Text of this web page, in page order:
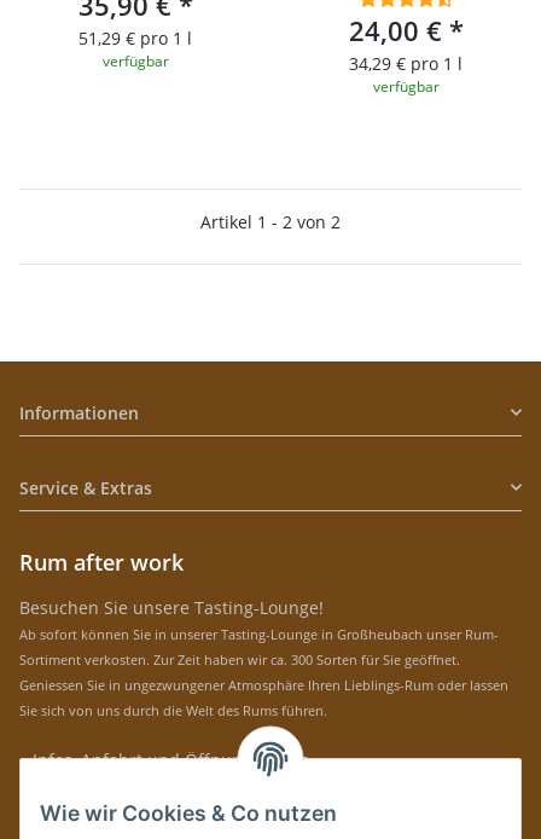
51,29 € pro 1 l
verfügbar
24,00 € *
34,29 € pro 1 l
verfügbar
Artikel 1 - 2 von 2
Informationen
Service & Extras
Rum after work
Besuchen Sie unsere Tasting-Lounge!
Ab sofort können Sie in unserer Tasting-Lounge in Großheubach unser Rum-
Sortiment verkosten. Zur Zeit haben wir ca. 300 Sorten für Sie geöffnet.
Geniessen Sie in ungezwungener Atmosphäre Ihren Lieblings-Rum oder lassen
Sie sich von uns durch die Welt des Rums führen.
» Infos, Anfahrt und Öffnungszeiten
Immer auf dem Laufenden mit unseren aktuellen Rum-News!
Wie wir Cookies & Co nutzen